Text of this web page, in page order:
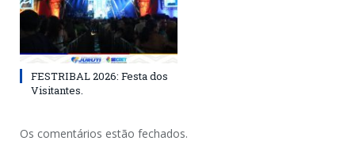
FESTRIBAL 2026: Festa dos
Visitantes.
Os comentários estão fechados.